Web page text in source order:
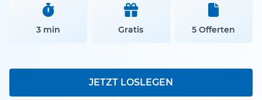
3 min Gratis 5 Offerten
JETZT LOSLEGEN